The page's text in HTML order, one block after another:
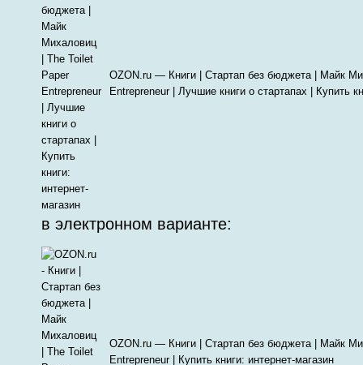
OZON.ru — Книги | Стартап без бюджета | Майк
Entrepreneur | Лучшие книги о стартапах | Купить
в электронном варианте:
OZON.ru — Книги | Стартап без бюджета | Майк
Entrepreneur | Купить книги: интернет-магазин